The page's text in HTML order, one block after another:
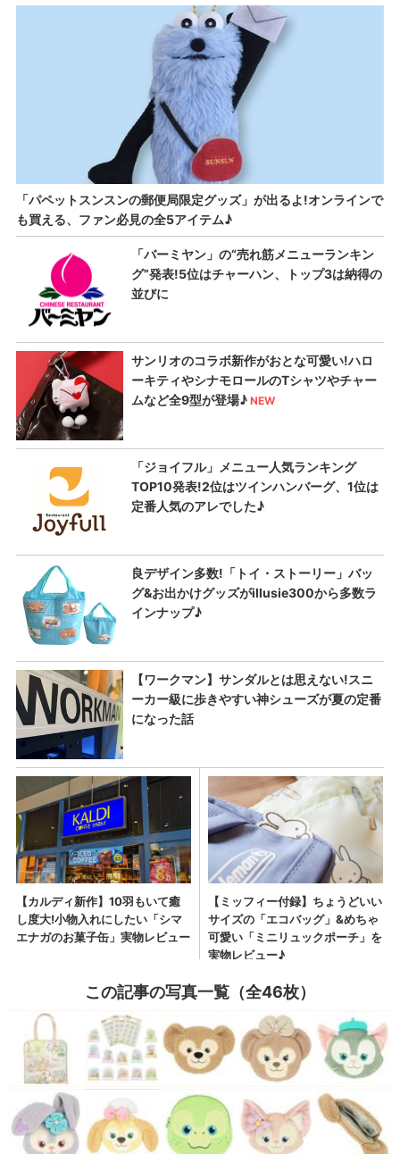
この記事の写真一覧（全46枚）